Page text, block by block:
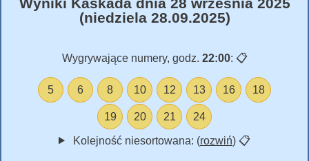
Wyniki Kaskada dnia 28 września 2025
(niedziela 28.09.2025)
Wygrywające numery, godz. 22:00: 📋
5 6 8 10 12 13 16 18
19 20 21 24
Kolejność niesortowana: (rozwiń) 📋